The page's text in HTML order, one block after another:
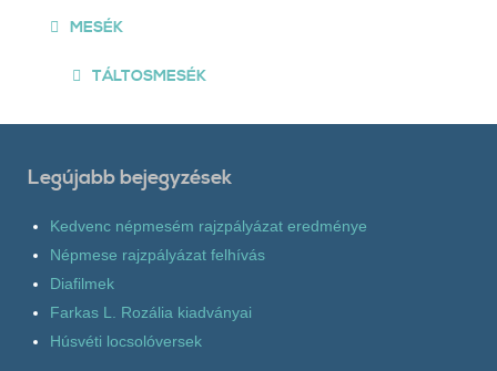
MESÉK
TÁLTOSMESÉK
Legújabb bejegyzések
Kedvenc népmesém rajzpályázat eredménye
Népmese rajzpályázat felhívás
Diafilmek
Farkas L. Rozália kiadványai
Húsvéti locsolóversek